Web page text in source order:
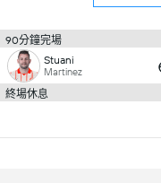
90分鐘完場
Stuani
Martinez
終場休息